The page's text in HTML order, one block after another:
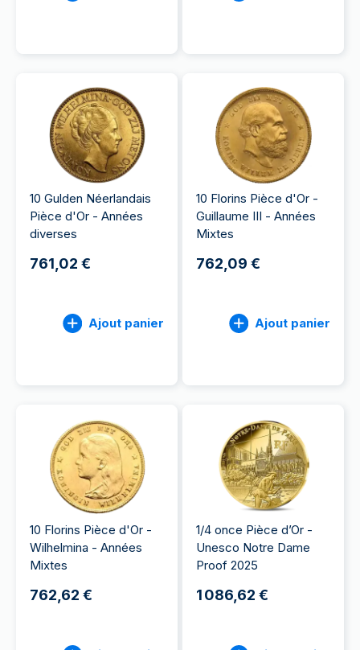
10 Gulden Néerlandais
Pièce d'Or - Années
diverses
761,02 €
Ajout panier
10 Florins Pièce d'Or -
Guillaume III - Années
Mixtes
762,09 €
Ajout panier
10 Florins Pièce d'Or -
Wilhelmina - Années
Mixtes
762,62 €
1/4 once Pièce d’Or -
Unesco Notre Dame
Proof 2025
1 086,62 €